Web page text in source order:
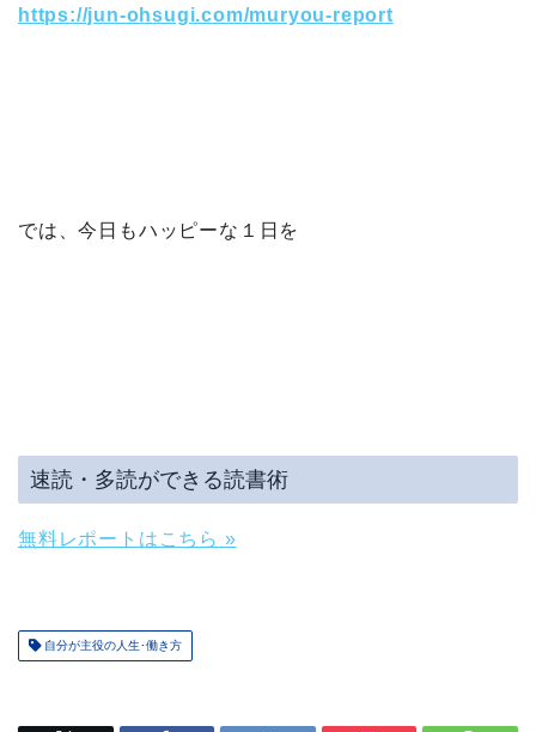
https://jun-ohsugi.com/muryou-report
では、今日もハッピーな１日を
速読・多読ができる読書術
無料レポートはこちら »
自分が主役の人生･働き方